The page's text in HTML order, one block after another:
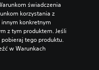
świadczenia
korzystania z
konkretnym
z tym produktem. Jeśli
tego produktu.
w Warunkach